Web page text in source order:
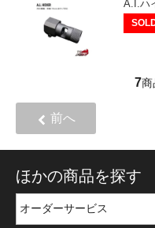
A.I.ハ
7商
前へ
ほかの商品を探す